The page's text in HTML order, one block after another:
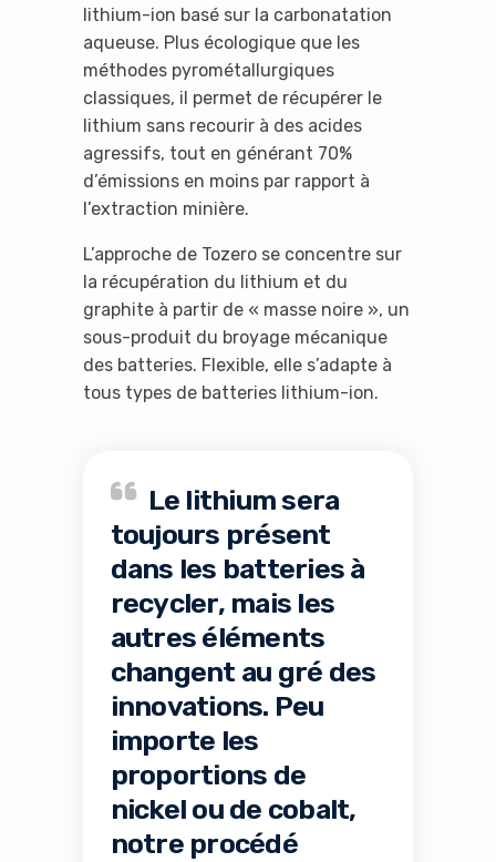
lithium-ion basé sur la carbonatation
aqueuse. Plus écologique que les
méthodes pyrométallurgiques
classiques, il permet de récupérer le
lithium sans recourir à des acides
agressifs, tout en générant 70%
d’émissions en moins par rapport à
l’extraction minière.
L’approche de Tozero se concentre sur
la récupération du lithium et du
graphite à partir de « masse noire », un
sous-produit du broyage mécanique
des batteries. Flexible, elle s’adapte à
tous types de batteries lithium-ion.
Le lithium sera
toujours présent
dans les batteries à
recycler, mais les
autres éléments
changent au gré des
innovations. Peu
importe les
proportions de
nickel ou de cobalt,
notre procédé